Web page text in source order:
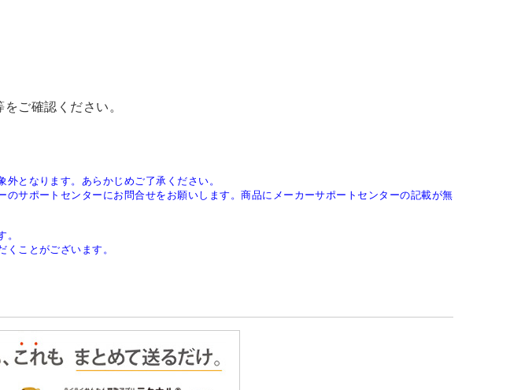
ご確認ください。
となります。あらかじめご了承ください。
サポートセンターにお問合せをお願いします。商品にメーカーサポートセンターの記載が無
ことがございます。